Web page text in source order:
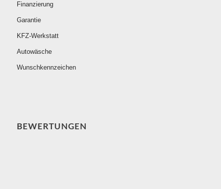
Finanzierung
Garantie
KFZ-Werkstatt
Autowäsche
Wunschkennzeichen
BEWERTUNGEN